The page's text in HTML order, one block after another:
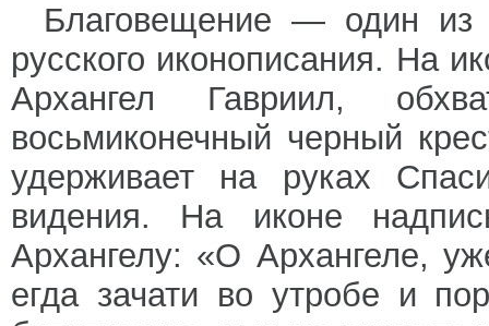
Благовещение — один из
русского иконописания. На
Архангел Гавриил,
восьмиконечный черный
удерживает на руках
видения. На иконе
Архангелу: «О Архангеле,
егда зачати во утробе и